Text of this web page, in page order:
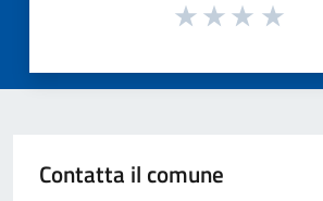
Contatta il comune